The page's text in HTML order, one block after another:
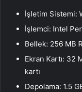
İşletim Sistemi:
İşlemci: Intel
Bellek: 256 MB
Ekran Kartı: 32
kartı
Depolama: 1.5